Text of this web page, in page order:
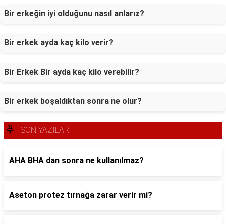
Bir erkeğin iyi olduğunu nasıl anlarız?
Bir erkek ayda kaç kilo verir?
Bir Erkek Bir ayda kaç kilo verebilir?
Bir erkek boşaldıktan sonra ne olur?
SON YAZILAR
AHA BHA dan sonra ne kullanılmaz?
Aseton protez tırnağa zarar verir mi?